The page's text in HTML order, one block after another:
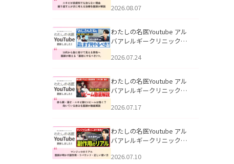
らない理由｜繰り返す人が
説」を公開いたしました。
2026.08.07
わたしの名医Youtube アル
バアレルギークリニック札
える男性へ｜医師が教える
公開いたしました。
2026.07.24
わたしの名医Youtube アル
バアレルギークリニック札
跡にVビームは効く？向いて
説」を公開いたしました。
2026.07.17
わたしの名医Youtube アル
バアレルギークリニック札
医師が明かす副作用・リバ
2026.07.10